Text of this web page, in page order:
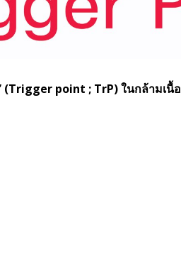
(Trigger point ; TrP) ในกล้ามเนื้อ